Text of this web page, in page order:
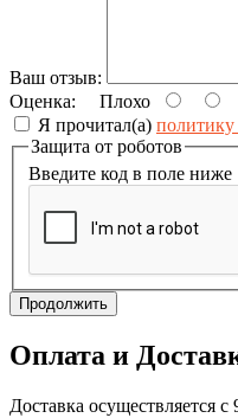
Ваш отзыв:
Оценка: Плохо
Я прочитал(а)
Защита от роботов
Введите код в поле ниже
Продолжить
Оплата и
Доставка осуществляется